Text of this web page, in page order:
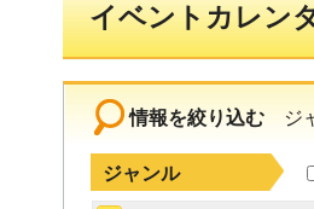
イベントカレン
情報を絞り込む ジ
ジャンル